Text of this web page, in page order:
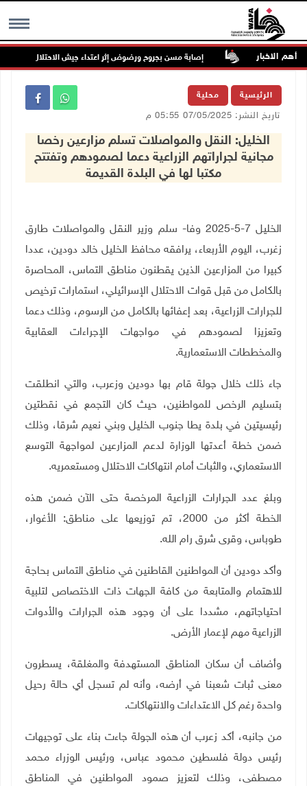
MENU أهم الاخبار
الخدمات إصابة مسن بجروح ورضوض إثر اعتداء جيش الاحتلال عليه في
الرئيسية محلية
تاريخ النشر: 07/05/2025 05:55 م
الخليل: النقل والمواصلات تسلم مزارعين رخصا
مجانية لجراراتهم الزراعية دعما لصمودهم وتفتتح
مكتبا لها في البلدة القديمة
الخليل 7-5-2025 وفا- سلم وزير النقل والمواصلات طارق
زغرب، اليوم الأربعاء، يرافقه محافظ الخليل خالد دودين، عددا
كبيرا من المزارعين الذين يقطنون مناطق التماس، المحاصرة
بالكامل من قبل قوات الاحتلال الإسرائيلي، استمارات ترخيص
للجرارات الزراعية، بعد إعفائها بالكامل من الرسوم، وذلك دعما
وتعزيزا لصمودهم في مواجهات الإجراءات العقابية
والمخططات الاستعمارية.
جاء ذلك خلال جولة قام بها دودين وزعرب، والتي انطلقت
بتسليم الرخص للمواطنين، حيث كان التجمع في نقطتين
رئيسيتين في بلدة يطا جنوب الخليل وبني نعيم شرقا، وذلك
ضمن خطة أعدتها الوزارة لدعم المزارعين لمواجهة التوسع
الاستعماري، والثبات أمام انتهاكات الاحتلال ومستعمريه.
وبلغ عدد الجرارات الزراعية المرخصة حتى الآن ضمن هذه
الخطة أكثر من 2000، تم توزيعها على مناطق: الأغوار،
طوباس، وقرى شرق رام الله.
وأكد دودين أن المواطنين القاطنين في مناطق التماس بحاجة
للاهتمام والمتابعة من كافة الجهات ذات الاختصاص لتلبية
احتياجاتهم، مشددا على أن وجود هذه الجرارات والأدوات
الزراعية مهم لإعمار الأرض.
وأضاف أن سكان المناطق المستهدفة والمغلقة، يسطرون
معنى ثبات شعبنا في أرضه، وأنه لم تسجل أي حالة رحيل
واحدة رغم كل الاعتداءات والانتهاكات.
من جانبه، أكد زعرب أن هذه الجولة جاءت بناء على توجيهات
رئيس دولة فلسطين محمود عباس، ورئيس الوزراء محمد
مصطفى، وذلك لتعزيز صمود المواطنين في المناطق